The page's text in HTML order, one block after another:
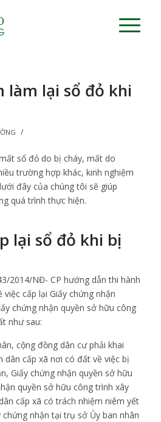
làm lại sổ đỏ khi
/
sổ đỏ do bị cháy, mất do
trường hợp khác, kinh nghiệm
đây của chúng tôi sẽ giúp
quá trình thực hiện.
lại sổ đỏ khi bị
2014/NĐ- CP hướng dẫn thi hành
cấp lại Giấy chứng nhận
chứng nhận quyền sở hữu công
như sau:
cộng đồng dân cư phải khai
dân cấp xã nơi có đất về việc bị
Giấy chứng nhận quyền sở hữu
quyền sở hữu công trình xây
cấp xã có trách nhiệm niêm yết
nhận tại trụ sở Ủy ban nhân